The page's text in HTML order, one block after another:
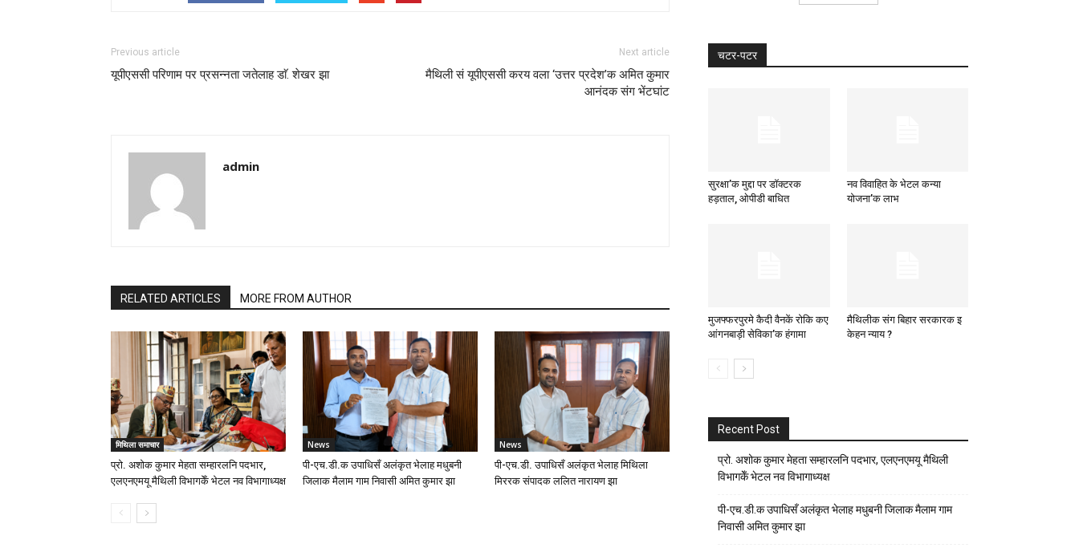
Previous article
यूपीएससी परिणाम पर प्रसन्नता जतेलाह डाॅ. शेखर झा
Next article
मैथिली सं यूपीएससी करय वला ‘उत्तर प्रदेश’क अमित कुमार
आनंदक संग भेंटघांट
admin
RELATED ARTICLES MORE FROM AUTHOR
मिथिला समाचार
प्रो. अशोक कुमार मेहता सम्हारलनि पदभार,
एलएनएमयू मैथिली विभागकेँ भेटल नव विभागाध्यक्ष
News
पी-एच.डी.क उपाधिसँ अलंकृत भेलाह मधुबनी
जिलाक मैलाम गाम निवासी अमित कुमार झा
News
पी-एच.डी. उपाधिसँ अलंकृत भेलाह मिथिला
मिररक संपादक ललित नारायण झा
चटर-पटर
सुरक्षा’क मुद्दा पर डॉक्टरक
हड़ताल, ओपीडी बाधित
नव विवाहित के भेटल कन्या
योजना’क लाभ
मुजफ्फरपुरमे कैदी वैनकें रोकि कए
आंगनबाड़ी सेविका’क हंगामा
मैथिलीक संग बिहार सरकारक इ
केहन न्याय ?
Recent Post
प्रो. अशोक कुमार मेहता सम्हारलनि पदभार, एलएनएमयू मैथिली
विभागकेँ भेटल नव विभागाध्यक्ष
पी-एच.डी.क उपाधिसँ अलंकृत भेलाह मधुबनी जिलाक मैलाम गाम
निवासी अमित कुमार झा